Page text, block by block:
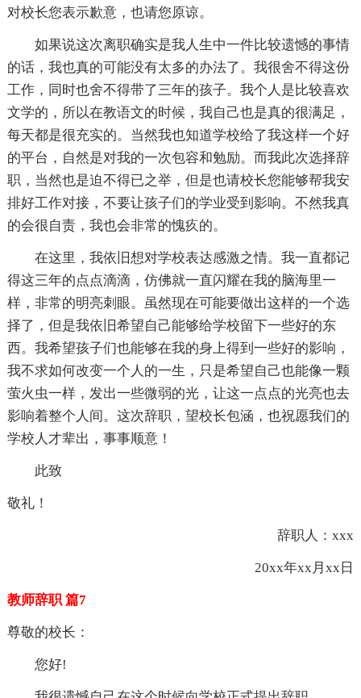
对校长您表示歉意，也请您原谅。
如果说这次离职确实是我人生中一件比较遗憾的事情
的话，我也真的可能没有太多的办法了。我很舍不得这份
工作，同时也舍不得带了三年的孩子。我个人是比较喜欢
文学的，所以在教语文的时候，我自己也是真的很满足，
每天都是很充实的。当然我也知道学校给了我这样一个好
的平台，自然是对我的一次包容和勉励。而我此次选择辞
职，当然也是迫不得已之举，但是也请校长您能够帮我安
排好工作对接，不要让孩子们的学业受到影响。不然我真
的会很自责，我也会非常的愧疚的。
在这里，我依旧想对学校表达感激之情。我一直都记
得这三年的点点滴滴，仿佛就一直闪耀在我的脑海里一
样，非常的明亮刺眼。虽然现在可能要做出这样的一个选
择了，但是我依旧希望自己能够给学校留下一些好的东
西。我希望孩子们也能够在我的身上得到一些好的影响，
我不求如何改变一个人的一生，只是希望自己也能像一颗
萤火虫一样，发出一些微弱的光，让这一点点的光亮也去
影响着整个人间。这次辞职，望校长包涵，也祝愿我们的
学校人才辈出，事事顺意！
此致
敬礼！
辞职人：xxx
20xx年xx月xx日
教师辞职 篇7
尊敬的校长：
您好!